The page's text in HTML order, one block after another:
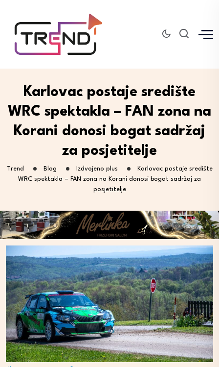
Karlovac postaje središte
WRC spektakla – FAN zona na
Korani donosi bogat sadržaj
za posjetitelje
Trend Blog Izdvojeno plus
Karlovac postaje središte
WRC spektakla – FAN zona na Korani donosi bogat sadržaj za
posjetitelje